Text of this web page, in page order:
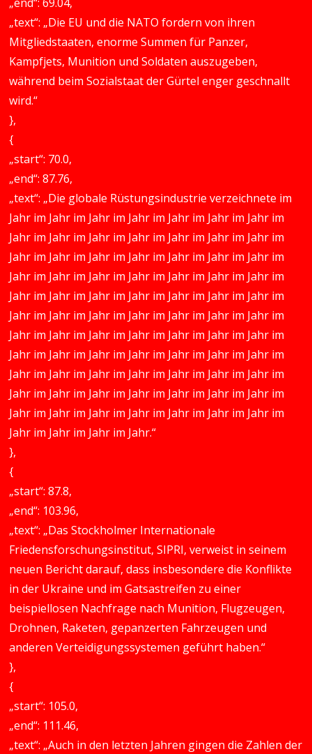
„end“: 69.04,
„text“: „Die EU und die NATO fordern von ihren
Mitgliedstaaten, enorme Summen für Panzer,
Kampfjets, Munition und Soldaten auszugeben,
während beim Sozialstaat der Gürtel enger geschnallt
wird.“
},
{
„start“: 70.0,
„end“: 87.76,
„text“: „Die globale Rüstungsindustrie verzeichnete im
Jahr im Jahr im Jahr im Jahr im Jahr im Jahr im Jahr im
Jahr im Jahr im Jahr im Jahr im Jahr im Jahr im Jahr im
Jahr im Jahr im Jahr im Jahr im Jahr im Jahr im Jahr im
Jahr im Jahr im Jahr im Jahr im Jahr im Jahr im Jahr im
Jahr im Jahr im Jahr im Jahr im Jahr im Jahr im Jahr im
Jahr im Jahr im Jahr im Jahr im Jahr im Jahr im Jahr im
Jahr im Jahr im Jahr im Jahr im Jahr im Jahr im Jahr im
Jahr im Jahr im Jahr im Jahr im Jahr im Jahr im Jahr im
Jahr im Jahr im Jahr im Jahr im Jahr im Jahr im Jahr im
Jahr im Jahr im Jahr im Jahr im Jahr im Jahr im Jahr im
Jahr im Jahr im Jahr im Jahr im Jahr im Jahr im Jahr im
Jahr im Jahr im Jahr im Jahr.“
},
{
„start“: 87.8,
„end“: 103.96,
„text“: „Das Stockholmer Internationale
Friedensforschungsinstitut, SIPRI, verweist in seinem
neuen Bericht darauf, dass insbesondere die Konflikte
in der Ukraine und im Gatsastreifen zu einer
beispiellosen Nachfrage nach Munition, Flugzeugen,
Drohnen, Raketen, gepanzerten Fahrzeugen und
anderen Verteidigungssystemen geführt haben.“
},
{
„start“: 105.0,
„end“: 111.46,
„text“: „Auch in den letzten Jahren gingen die Zahlen der